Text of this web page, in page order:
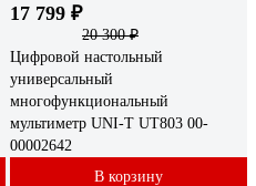
17 799 ₽
20 300 ₽
Цифровой настольный
универсальный
многофункциональный
мультиметр UNI-T UT803 00-
00002642
В корзину